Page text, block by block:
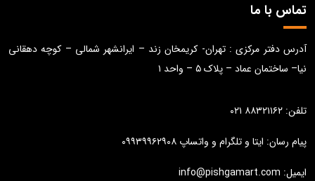
تماس با ما
آدرس دفتر مرکزی : تهران- کریمخان زند – ایرانشهر شمالی – کوچه دهقانی
نیا– ساختمان عماد – پلاک ۵ – واحد ۱
تلفن: ۸۸۳۲۱۱۶۲ ۰۲۱
پیام رسان: ایتا و تلگرام و واتساپ ۰۹۹۳۹۹۶۲۹۰۸
ایمیل: info@pishgamart.com